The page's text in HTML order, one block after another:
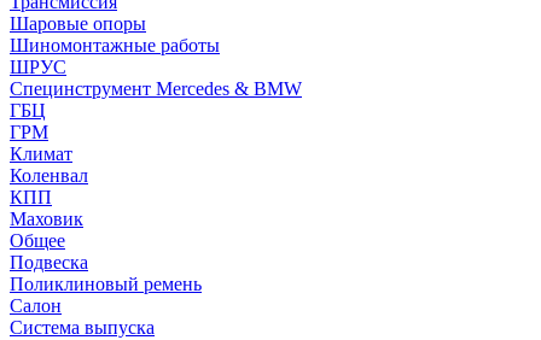
Шаровые опоры
Шиномонтажные работы
ШРУС
Специнструмент Mercedes & BMW
ГБЦ
ГРМ
Климат
Коленвал
КПП
Маховик
Общее
Подвеска
Поликлиновый ремень
Салон
Система выпуска